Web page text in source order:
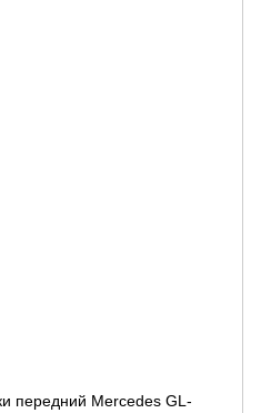
передний Mercedes GL-